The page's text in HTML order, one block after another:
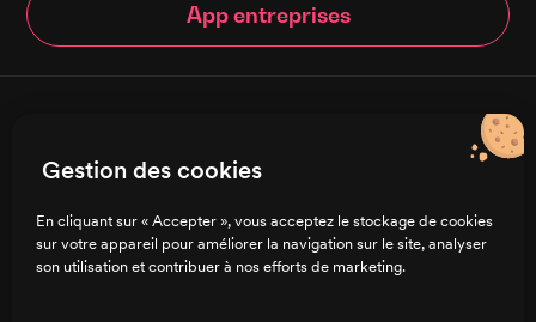
App entreprises
Charte de confidentialité
CGU/CGV
Gestion des cookies
En cliquant sur « Accepter », vous acceptez le stockage de cookies
sur votre appareil pour améliorer la navigation sur le site, analyser
son utilisation et contribuer à nos efforts de marketing.